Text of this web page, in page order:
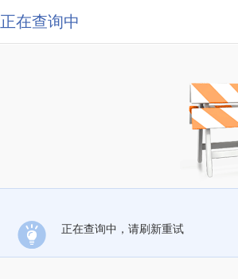
正在查询中
正在查询中，请刷新重试